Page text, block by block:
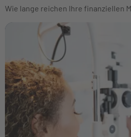
Wie lange reichen Ihre finanziellen